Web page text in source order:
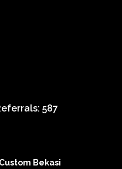
587
Bekasi